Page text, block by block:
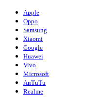
Apple
Oppo
Samsung
Xiaomi
Google
Huawei
Vivo
Microsoft
AnTuTu
Realme